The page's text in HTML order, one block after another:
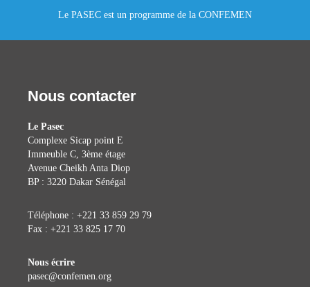
Le PASEC est un programme de la CONFEMEN
Nous contacter
Le Pasec
Complexe Sicap point E
Immeuble C, 3ème étage
Avenue Cheikh Anta Diop
BP : 3220 Dakar Sénégal
Téléphone : +221 33 859 29 79
Fax : +221 33 825 17 70
Nous écrire
pasec@confemen.org